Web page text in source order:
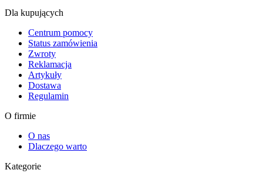
Dla kupujących
Centrum pomocy
Status zamówienia
Zwroty
Reklamacja
Artykuły
Dostawa
Regulamin
O firmie
O nas
Dlaczego warto
Kategorie